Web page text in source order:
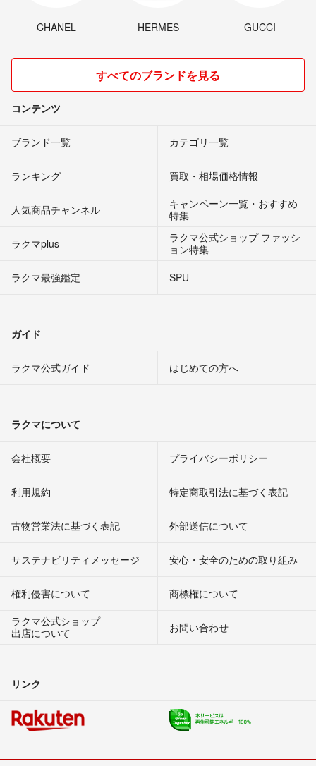
CHANEL HERMES GUCCI
すべてのブランドを見る
コンテンツ
ブランド一覧 カテゴリ一覧
ランキング 買取・相場価格情報
人気商品チャンネル
キャンペーン一覧・おすすめ
特集
ラクマplus
ラクマ公式ショップ ファッシ
ョン特集
ラクマ最強鑑定
SPU
ガイド
ラクマ公式ガイド はじめての方へ
ラクマについて
会社概要 プライバシーポリシー
利用規約 特定商取引法に基づく表記
古物営業法に基づく表記 外部送信について
サステナビリティメッセージ 安心・安全のための取り組み
権利侵害について
商標権について
ラクマ公式ショップ
出店について
お問い合わせ
リンク